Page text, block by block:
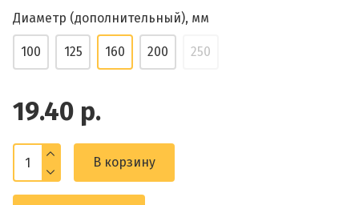
19.40 р.
Диаметр (дополнительный), мм
100 125 160 200 250
В корзину